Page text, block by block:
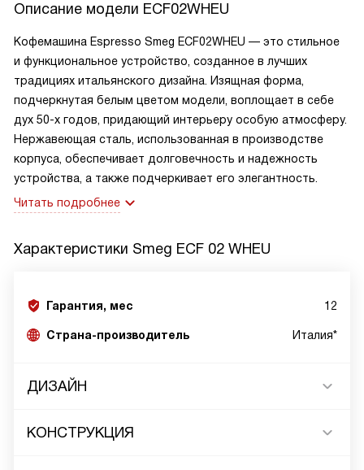
Описание модели ECF02WHEU
Кофемашина Espresso Smeg ECF02WHEU — это стильное
и функциональное устройство, созданное в лучших
традициях итальянского дизайна. Изящная форма,
подчеркнутая белым цветом модели, воплощает в себе
дух 50-х годов, придающий интерьеру особую атмосферу.
Нержавеющая сталь, использованная в производстве
корпуса, обеспечивает долговечность и надежность
устройства, а также подчеркивает его элегантность.
Читать подробнее
Характеристики Smeg ECF 02 WHEU
Гарантия, мес 12
Страна-производитель Италия*
ДИЗАЙН
КОНСТРУКЦИЯ